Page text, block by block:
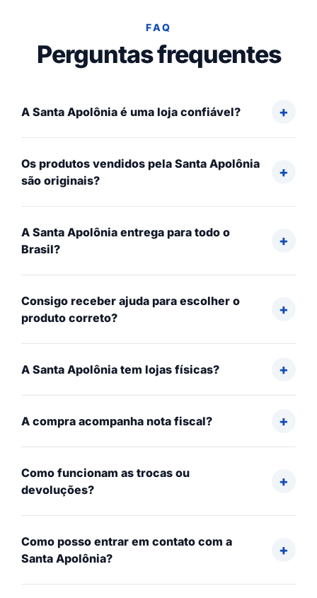
FAQ
Perguntas frequentes
A Santa Apolônia é uma loja confiável?
Os produtos vendidos pela Santa Apolônia
são originais?
A Santa Apolônia entrega para todo o
Brasil?
Consigo receber ajuda para escolher o
produto correto?
A Santa Apolônia tem lojas físicas?
A compra acompanha nota fiscal?
Como funcionam as trocas ou
devoluções?
Como posso entrar em contato com a
Santa Apolônia?